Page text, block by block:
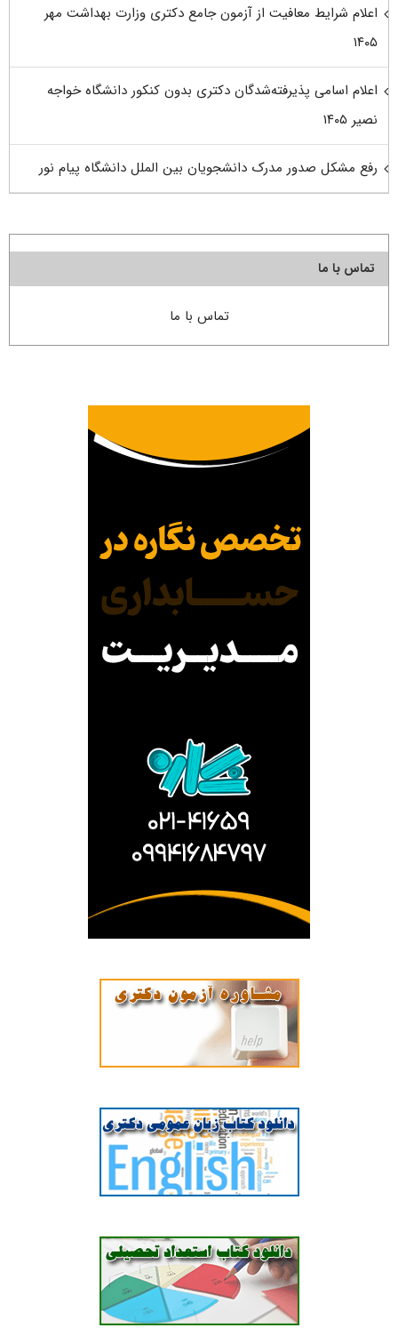
اعلام شرایط معافیت از آزمون جامع دکتری وزارت بهداشت مهر
۱۴۰۵
اعلام اسامی پذیرفته‌شدگان دکتری بدون کنکور دانشگاه خواجه
نصیر ۱۴۰۵
رفع مشکل صدور مدرک دانشجویان بین الملل دانشگاه پیام نور
تماس با ما
تماس با ما